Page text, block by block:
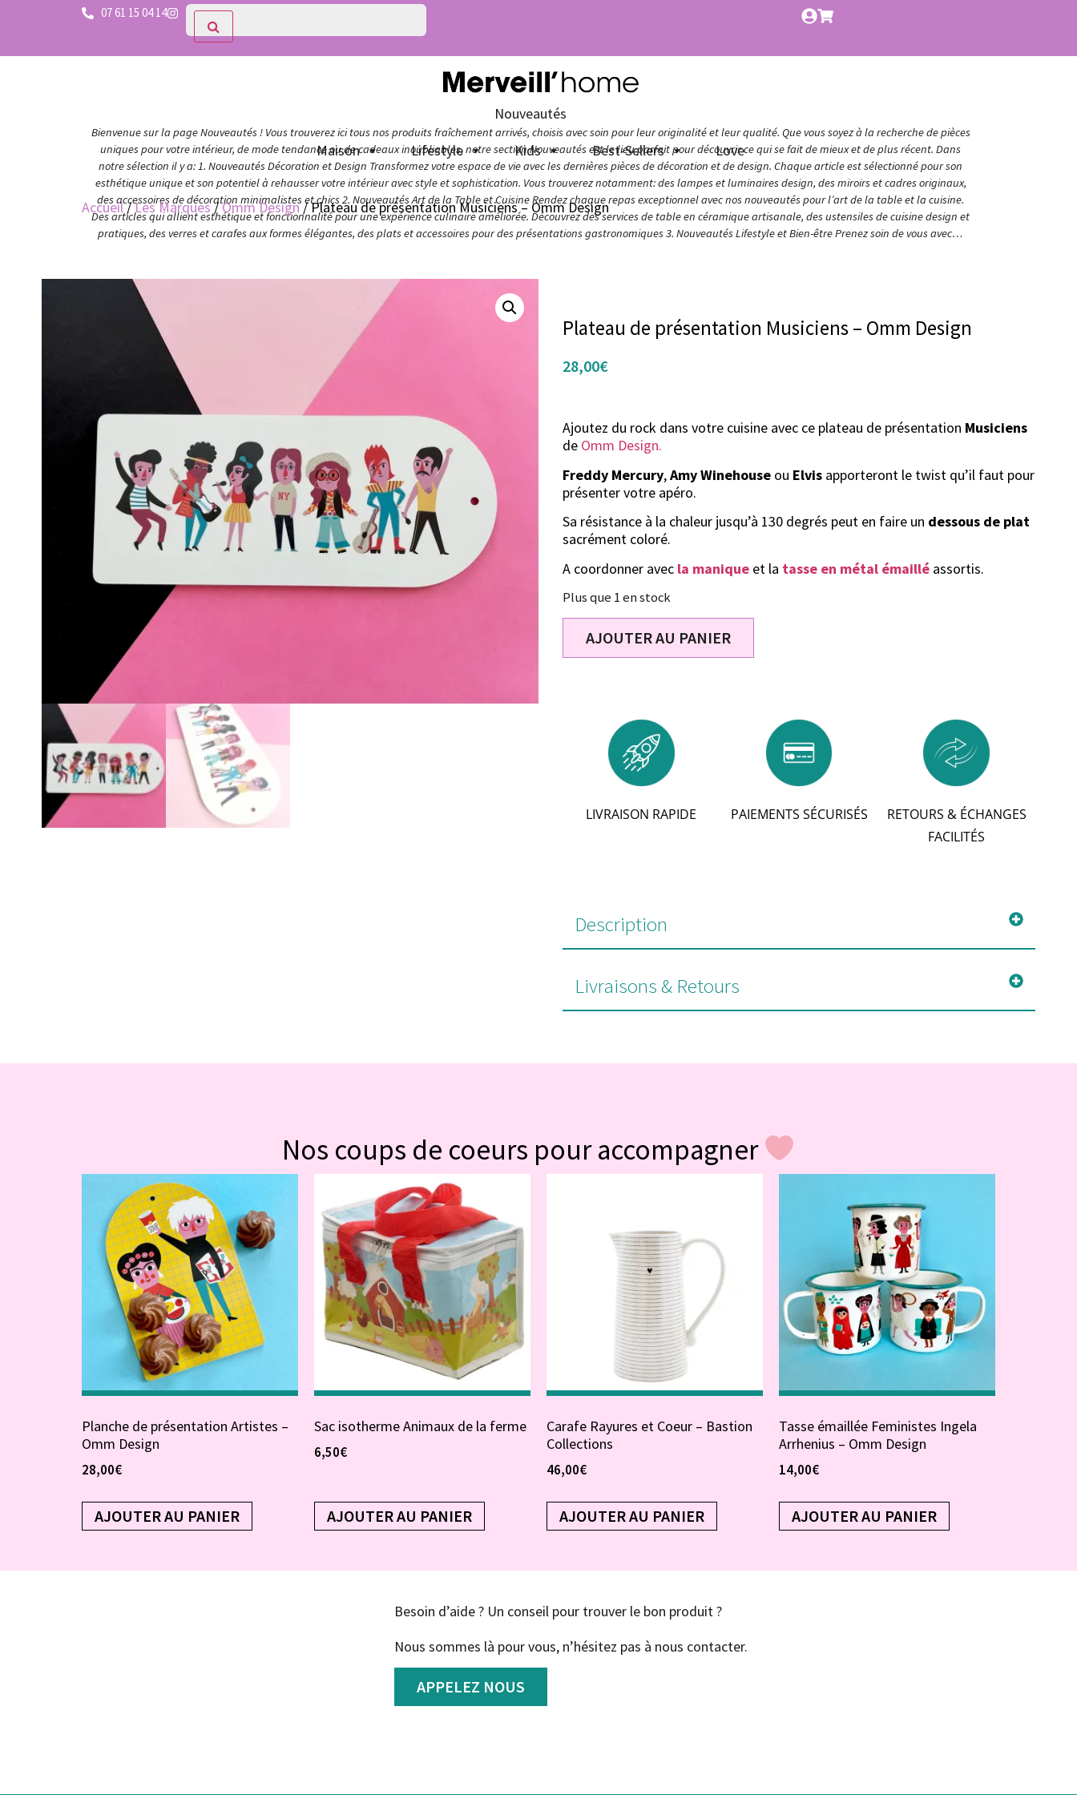
07 61 15 04 14
Nouveautés
Bienvenue sur la page Nouveautés ! Vous trouverez ici tous nos produits fraîchement arrivés, choisis avec soin pour leur originalité et leur qualité. Que vous soyez à la recherche de pièces
uniques pour votre intérieur, de mode tendance ou de cadeaux inoubliables, notre section Nouveautés est le lieu parfait pour découvrir ce qui se fait de mieux et de plus récent. Dans
notre sélection il y a: 1. Nouveautés Décoration et Design Transformez votre espace de vie avec les dernières pièces de décoration et de design. Chaque article est sélectionné pour son
esthétique unique et son potentiel à rehausser votre intérieur avec style et sophistication. Vous trouverez notamment: des lampes et luminaires design, des miroirs et cadres originaux,
des accessoires de décoration minimalistes et chics 2. Nouveautés Art de la Table et Cuisine Rendez chaque repas exceptionnel avec nos nouveautés pour l’art de la table et la cuisine.
Des articles qui allient esthétique et fonctionnalité pour une expérience culinaire améliorée. Découvrez des services de table en céramique artisanale, des ustensiles de cuisine design et
pratiques, des verres et carafes aux formes élégantes, des plats et accessoires pour des présentations gastronomiques 3. Nouveautés Lifestyle et Bien-être Prenez soin de vous avec…
Maison Lifestyle Kids Best-Sellers Love
Accueil/Les Marques/Omm Design/ Plateau de présentation Musiciens – Omm Design
Plateau de présentation Musiciens – Omm Design
28,00€
Ajoutez du rock dans votre cuisine avec ce plateau de présentation Musiciens
de Omm Design.
Freddy Mercury,Amy Winehouse ou Elvis apporteront le twist qu’il faut pour
présenter votre apéro.
Sa résistance à la chaleur jusqu’à 130 degrés peut en faire un dessous de plat
sacrément coloré.
A coordonner avec la manique et la tasse en métal émaillé assortis.
Plus que 1 en stock
AJOUTER AU PANIER
LIVRAISON RAPIDE PAIEMENTS SÉCURISÉS
RETOURS & ÉCHANGES
FACILITÉS
Description
Livraisons & Retours
Nos coups de coeurs pour accompagner
Planche de présentation Artistes –
Omm Design
28,00€
AJOUTER AU PANIER
Sac isotherme Animaux de la ferme
6,50€
AJOUTER AU PANIER
Carafe Rayures et Coeur – Bastion
Collections
46,00€
AJOUTER AU PANIER
Tasse émaillée Feministes Ingela
Arrhenius – Omm Design
14,00€
AJOUTER AU PANIER
Besoin d’aide ? Un conseil pour trouver le bon produit ?
Nous sommes là pour vous, n’hésitez pas à nous contacter.
APPELEZ NOUS